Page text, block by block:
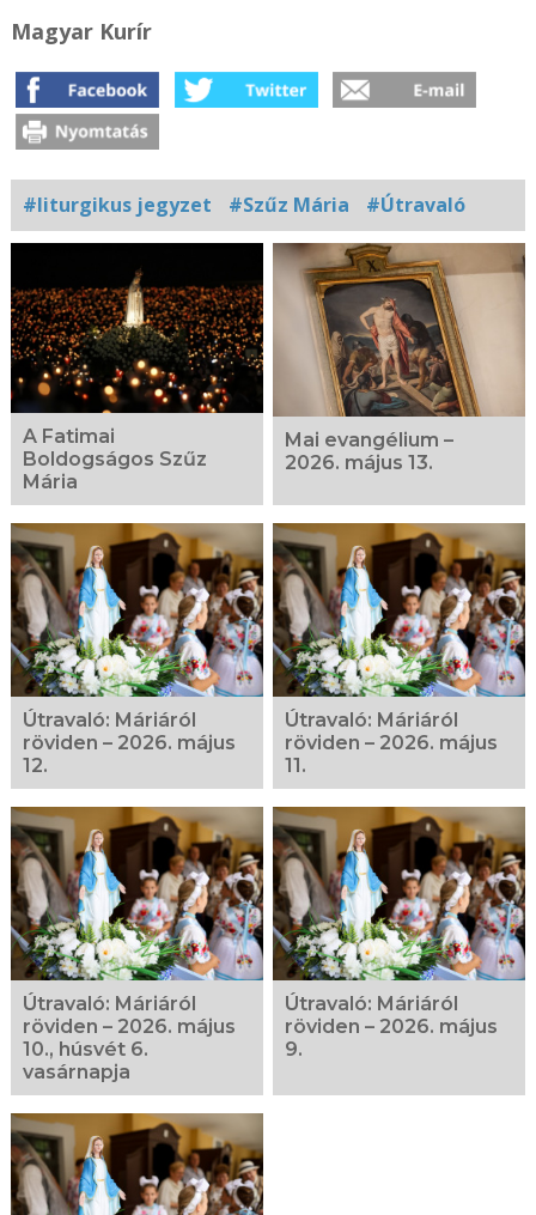
Magyar Kurír
#liturgikus jegyzet #Szűz Mária #Útravaló
fotógaléria
A Fatimai
Boldogságos Szűz
Mária
Mai evangélium –
2026. május 13.
Útravaló: Máriáról
röviden – 2026. május
12.
Útravaló: Máriáról
röviden – 2026. május
11.
Útravaló: Máriáról
röviden – 2026. május
10., húsvét 6.
vasárnapja
Útravaló: Máriáról
röviden – 2026. május
9.